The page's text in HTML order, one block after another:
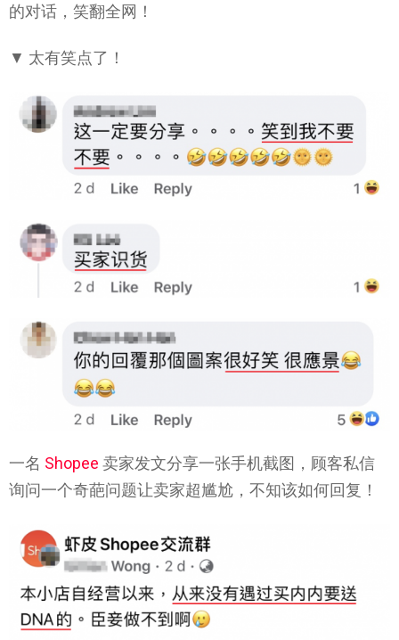
的对话，笑翻全网！
▼ 太有笑点了！
一名 Shopee 卖家发文分享一张手机截图，顾客私信
询问一个奇葩问题让卖家超尴尬，不知该如何回复！